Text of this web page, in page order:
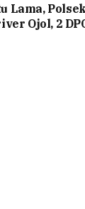
Lama,
Ojol, 2